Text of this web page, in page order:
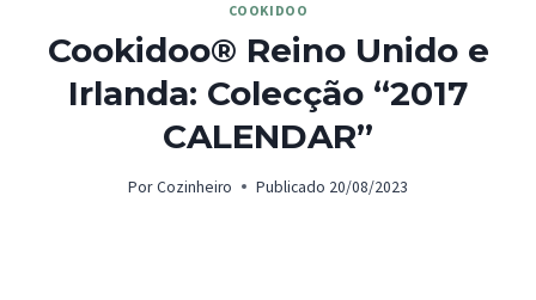
COOKIDOO
Cookidoo® Reino Unido e
Irlanda: Colecção “2017
CALENDAR”
Por Cozinheiro Publicado 20/08/2023